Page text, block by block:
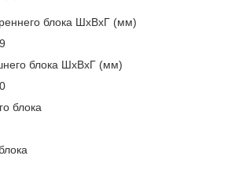
блока ШхВхГ (мм)
блока ШхВхГ (мм)
блока